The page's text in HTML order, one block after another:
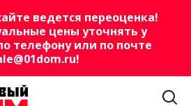
ведется переоценка!
цены уточнять у
телефону или по почте
!